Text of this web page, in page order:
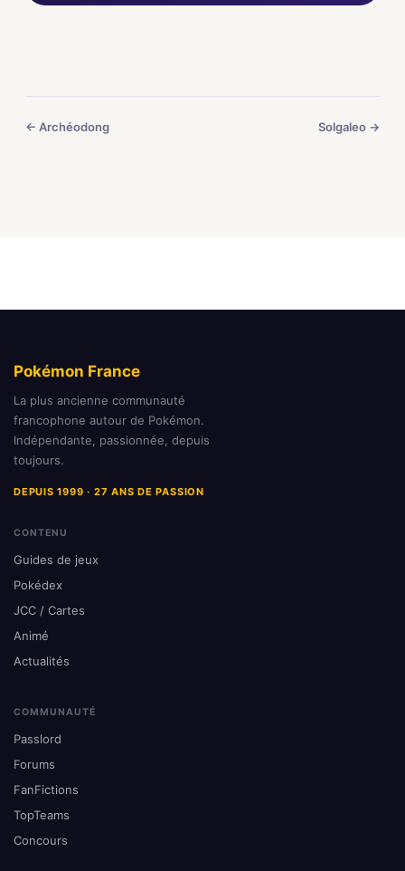
← Archéodong Solgaleo →
Pokémon France
La plus ancienne communauté
francophone autour de Pokémon.
Indépendante, passionnée, depuis
toujours.
DEPUIS 1999 · 27 ANS DE PASSION
CONTENU
Guides de jeux
Pokédex
JCC / Cartes
Animé
Actualités
COMMUNAUTÉ
Passlord
Forums
FanFictions
TopTeams
Concours